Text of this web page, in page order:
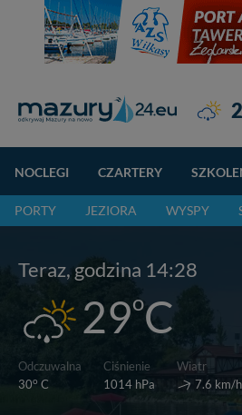
NOCLEGI CZARTERY
PORTY JEZIORA WYSPY
Teraz, godzina 14:28
29oC
Odczuwalna
30o C
Ciśnienie
1014 hPa
Wiatr
7.6 km/h